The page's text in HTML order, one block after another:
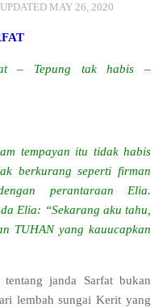
UPDATED MAY 26, 2020
– Tepung tak habis –
tempayan itu tidak habis
berkurang seperti firman
perantaraan Elia.
Elia: “Sekarang aku tahu,
TUHAN yang kauucapkan
janda Sarfat bukan
lembah sungai Kerit yang